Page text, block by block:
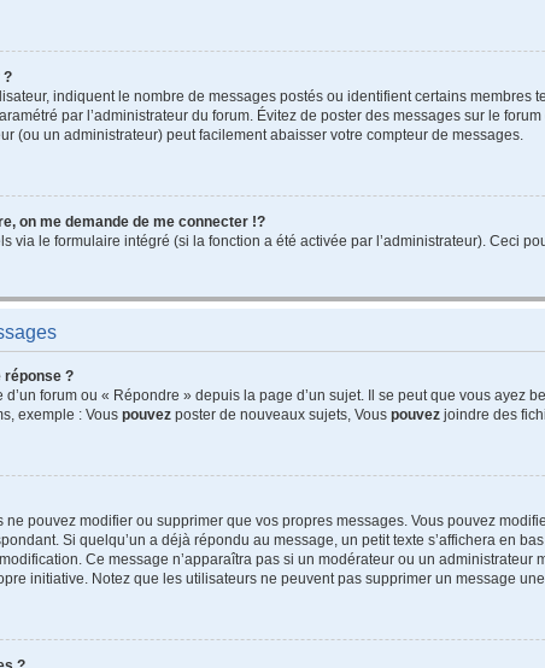
?
indiquent le nombre de messages postés ou identifient certains
par l’administrateur du forum. Évitez de poster des messages sur le
(ou un administrateur) peut facilement abaisser votre compteur de messages.
on me demande de me connecter !?
via le formulaire intégré (si la fonction a été activée par l’administrateur). Ceci
réponse ?
forum ou « Répondre » depuis la page d’un sujet. Il se peut que vous ayez
exemple : Vous pouvez poster de nouveaux sujets, Vous pouvez joindre des
ne pouvez modifier ou supprimer que vos propres messages. Vous pouvez
Si quelqu’un a déjà répondu au message, un petit texte s’affichera en
Ce message n’apparaîtra pas si un modérateur ou un
initiative. Notez que les utilisateurs ne peuvent pas supprimer un message